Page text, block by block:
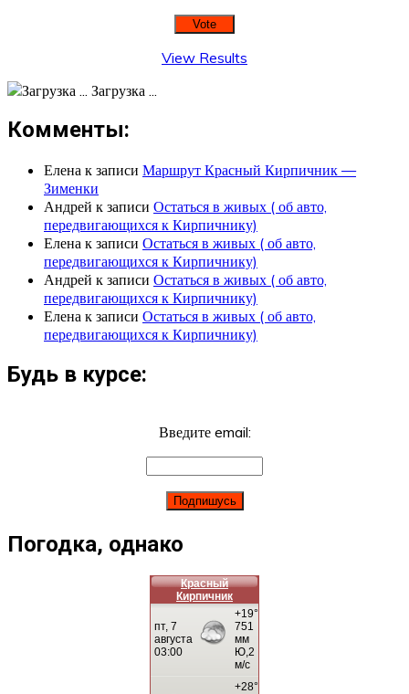
View Results
Загрузка ...
Комменты:
Елена к записи Маршрут Красный Кирпичник —
Зименки
Андрей к записи Остаться в живых ( об авто,
передвигающихся к Кирпичнику)
Елена к записи Остаться в живых ( об авто,
передвигающихся к Кирпичнику)
Андрей к записи Остаться в живых ( об авто,
передвигающихся к Кирпичнику)
Елена к записи Остаться в живых ( об авто,
передвигающихся к Кирпичнику)
Будь в курсе:
Введите email:
Погодка, однако
Красный
Кирпичник